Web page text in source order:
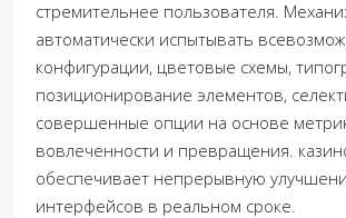
стремительнее пользователя.
автоматически испытывать
конфигурации, цветовые схемы,
позиционирование элементов,
совершенные опции на основе
вовлеченности и превращения.
обеспечивает непрерывную
интерфейсов в реальном сроке.